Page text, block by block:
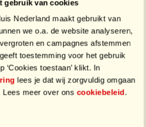
gebruik van cookies
Nederland maakt gebruikt van
we o.a. de website analyseren,
en campagnes afstemmen
toestemming voor het gebruik
‘Cookies toestaan’ klikt. In
lees je dat wij zorgvuldig omgaan
Lees meer over ons cookiebeleid.